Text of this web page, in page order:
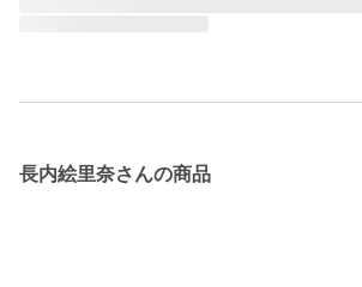
長内絵里奈さんの商品